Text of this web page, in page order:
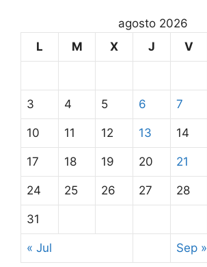
agosto 2026
L
M X J V
3 4 5 6 7
10 11 12 13 14
17 18 19 20 21
24 25 26 27 28
31
« Jul Sep »